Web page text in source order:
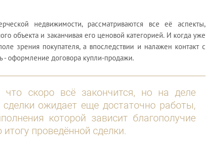
недвижимости, рассматриваются все её аспекты,
объекта и заканчивая его ценовой категорией. И когда уже
зрения покупателя, а впоследствии и налажен контакт с
- оформление договора купли-продажи.
скоро всё закончится, но на деле
сделки ожидает еще достаточно работы,
которой зависит благополучие
проведённой сделки.